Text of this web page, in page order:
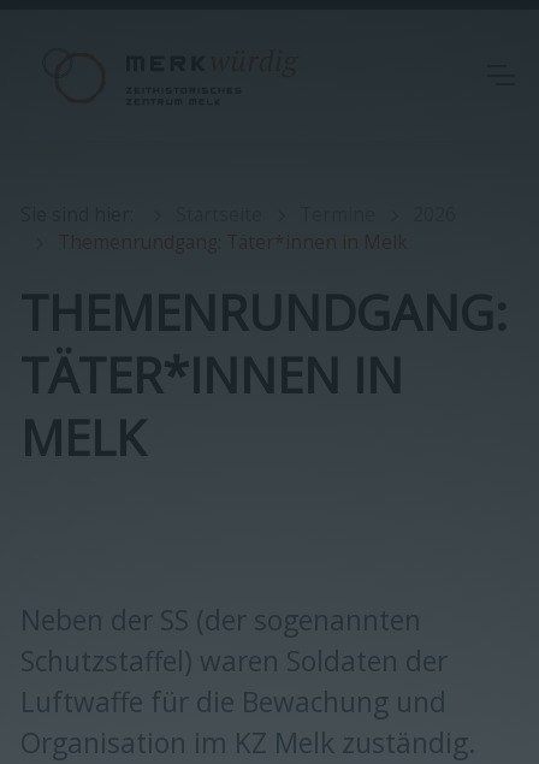
THEMENRUNDGANG:
TÄTER*INNEN IN
MELK
Neben der SS (der sogenannten
Schutzstaffel) waren Soldaten der
Luftwaffe für die Bewachung und
Organisation im KZ Melk zuständig.